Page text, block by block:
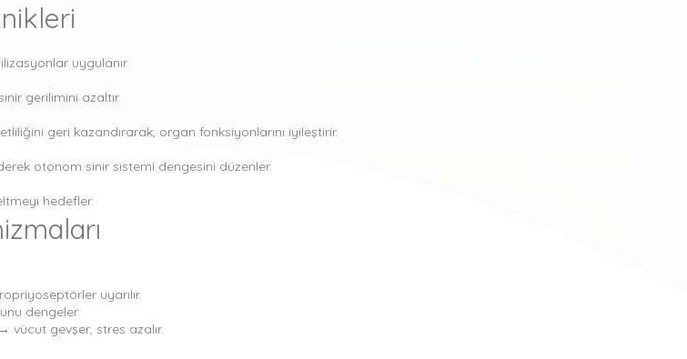
uygulanır.
gerilimini azaltır.
geri kazandırarak, organ fonksiyonlarını iyileştirir.
otonom sinir sistemi dengesini düzenler.
hedefler.
uyarılır.
dengeler.
gevşer, stres azalır.